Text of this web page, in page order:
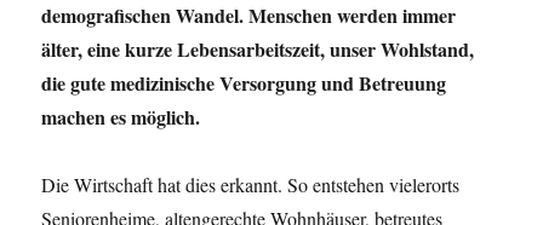
Chancen
und
Risiken
demografischen
demografischen Wandel. Menschen werden immer
älter, eine kurze Lebensarbeitszeit, unser Wohlstand,
die gute medizinische Versorgung und Betreuung
machen es möglich.
Die Wirtschaft hat dies erkannt. So entstehen vielerorts
Seniorenheime, altengerechte Wohnhäuser, betreutes